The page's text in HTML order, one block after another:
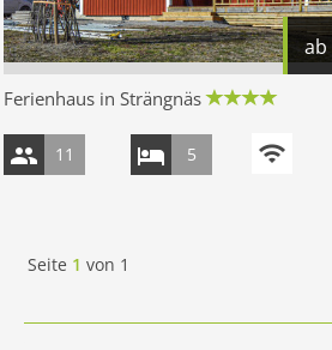
ab
Ferienhaus in Strängnäs
11 5
Seite 1 von 1